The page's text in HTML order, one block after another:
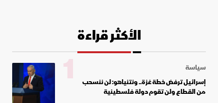
الأكثر قراءة
سياسة
إسرائيل ترفض خطة غزة.. ونتنياهو: لن ننسحب
من القطاع ولن تقوم دولة فلسطينية
1